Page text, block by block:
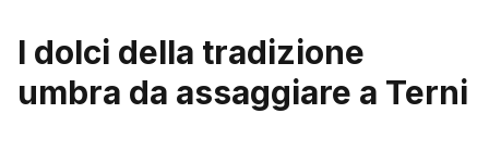
I dolci della tradizione
umbra da assaggiare a Terni